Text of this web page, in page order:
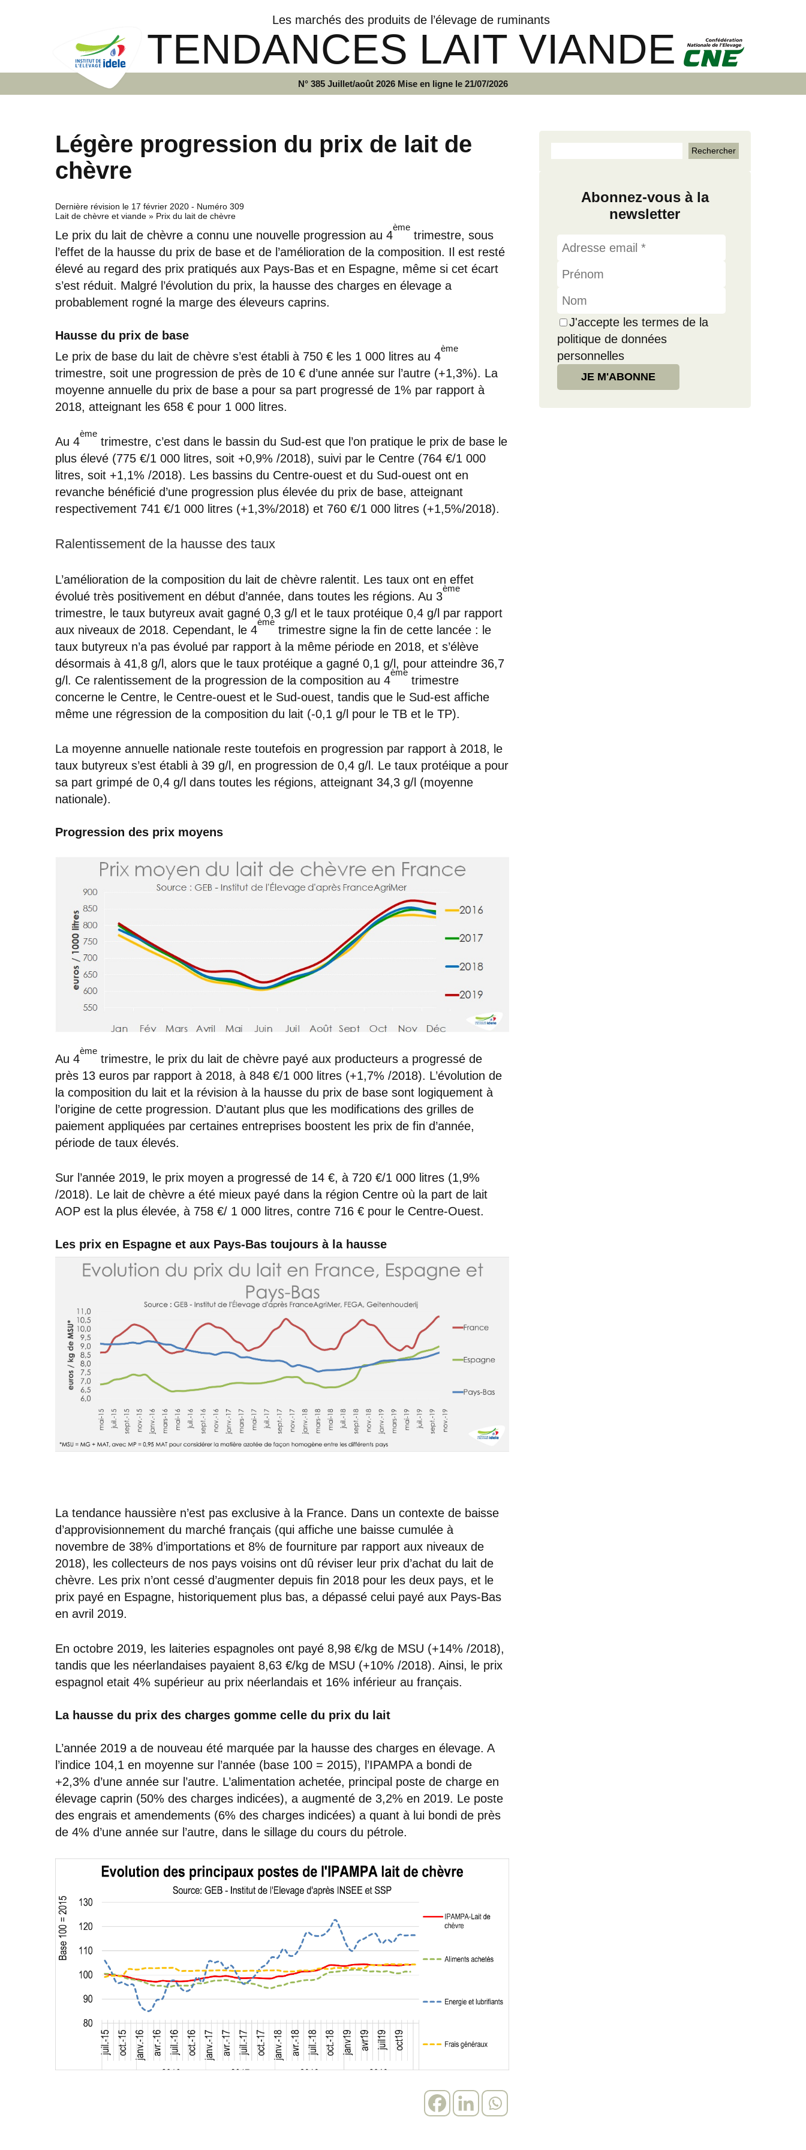
Les marchés des produits de l’élevage de ruminants
TENDANCES LAIT VIANDE
N° 385 Juillet/août 2026 Mise en ligne le 21/07/2026
Légère progression du prix de lait de
chèvre
Dernière révision le 17 février 2020 - Numéro 309
Lait de chèvre et viande » Prix du lait de chèvre
Le prix du lait de chèvre a connu une nouvelle progression au 4
ème
trimestre, sous
l’effet de la hausse du prix de base et de l’amélioration de la composition. Il est resté
élevé au regard des prix pratiqués aux Pays-Bas et en Espagne, même si cet écart
s’est réduit. Malgré l’évolution du prix, la hausse des charges en élevage a
probablement rogné la marge des éleveurs caprins.
Hausse du prix de base
Le prix de base du lait de chèvre s’est établi à 750 € les 1 000 litres au 4
ème
trimestre, soit une progression de près de 10 € d’une année sur l’autre (+1,3%). La
moyenne annuelle du prix de base a pour sa part progressé de 1% par rapport à
2018, atteignant les 658 € pour 1 000 litres.
Au 4
ème
trimestre, c’est dans le bassin du Sud-est que l’on pratique le prix de base le
plus élevé (775 €/1 000 litres, soit +0,9% /2018), suivi par le Centre (764 €/1 000
litres, soit +1,1% /2018). Les bassins du Centre-ouest et du Sud-ouest ont en
revanche bénéficié d’une progression plus élevée du prix de base, atteignant
respectivement 741 €/1 000 litres (+1,3%/2018) et 760 €/1 000 litres (+1,5%/2018).
Ralentissement de la hausse des taux
L’amélioration de la composition du lait de chèvre ralentit. Les taux ont en effet
évolué très positivement en début d’année, dans toutes les régions. Au 3
ème
trimestre, le taux butyreux avait gagné 0,3 g/l et le taux protéique 0,4 g/l par rapport
aux niveaux de 2018. Cependant, le 4
ème
trimestre signe la fin de cette lancée : le
taux butyreux n’a pas évolué par rapport à la même période en 2018, et s’élève
désormais à 41,8 g/l, alors que le taux protéique a gagné 0,1 g/l, pour atteindre 36,7
g/l. Ce ralentissement de la progression de la composition au 4
ème
trimestre
concerne le Centre, le Centre-ouest et le Sud-ouest, tandis que le Sud-est affiche
même une régression de la composition du lait (-0,1 g/l pour le TB et le TP).
La moyenne annuelle nationale reste toutefois en progression par rapport à 2018, le
taux butyreux s’est établi à 39 g/l, en progression de 0,4 g/l. Le taux protéique a pour
sa part grimpé de 0,4 g/l dans toutes les régions, atteignant 34,3 g/l (moyenne
nationale).
Progression des prix moyens
Au 4
ème
trimestre, le prix du lait de chèvre payé aux producteurs a progressé de
près 13 euros par rapport à 2018, à 848 €/1 000 litres (+1,7% /2018). L’évolution de
la composition du lait et la révision à la hausse du prix de base sont logiquement à
l’origine de cette progression. D’autant plus que les modifications des grilles de
paiement appliquées par certaines entreprises boostent les prix de fin d’année,
période de taux élevés.
Sur l’année 2019, le prix moyen a progressé de 14 €, à 720 €/1 000 litres (1,9%
/2018). Le lait de chèvre a été mieux payé dans la région Centre où la part de lait
AOP est la plus élevée, à 758 €/ 1 000 litres, contre 716 € pour le Centre-Ouest.
Les prix en Espagne et aux Pays-Bas toujours à la hausse
La tendance haussière n’est pas exclusive à la France. Dans un contexte de baisse
d’approvisionnement du marché français (qui affiche une baisse cumulée à
novembre de 38% d’importations et 8% de fourniture par rapport aux niveaux de
2018), les collecteurs de nos pays voisins ont dû réviser leur prix d’achat du lait de
chèvre. Les prix n’ont cessé d’augmenter depuis fin 2018 pour les deux pays, et le
prix payé en Espagne, historiquement plus bas, a dépassé celui payé aux Pays-Bas
en avril 2019.
En octobre 2019, les laiteries espagnoles ont payé 8,98 €/kg de MSU (+14% /2018),
tandis que les néerlandaises payaient 8,63 €/kg de MSU (+10% /2018). Ainsi, le prix
espagnol etait 4% supérieur au prix néerlandais et 16% inférieur au français.
La hausse du prix des charges gomme celle du prix du lait
L’année 2019 a de nouveau été marquée par la hausse des charges en élevage. A
l’indice 104,1 en moyenne sur l’année (base 100 = 2015), l’IPAMPA a bondi de
+2,3% d’une année sur l’autre. L’alimentation achetée, principal poste de charge en
élevage caprin (50% des charges indicées), a augmenté de 3,2% en 2019. Le poste
des engrais et amendements (6% des charges indicées) a quant à lui bondi de près
de 4% d’une année sur l’autre, dans le sillage du cours du pétrole.
Abonnez-vous à la
newsletter
J'accepte les termes de la
politique de données
personnelles